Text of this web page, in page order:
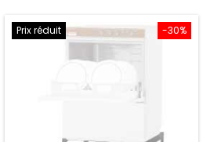
-30%
Prix réduit